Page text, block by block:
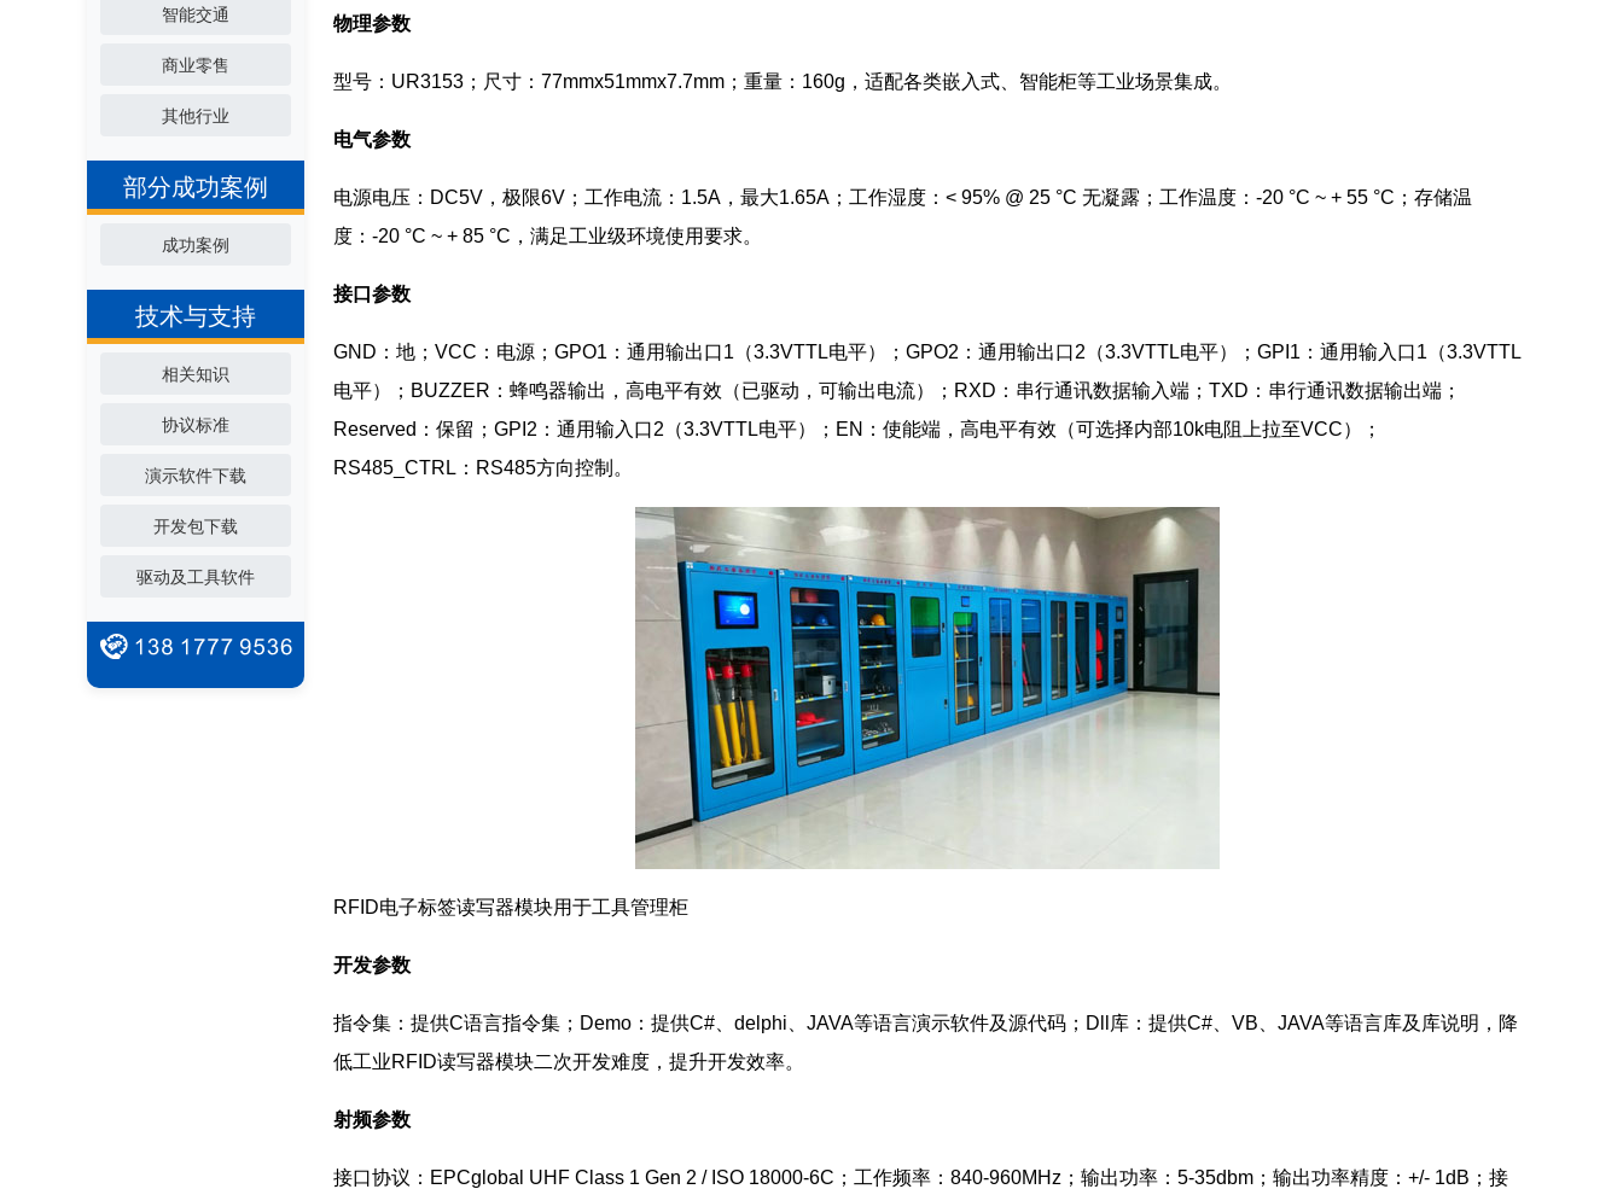
智能交通
商业零售
其他行业
部分成功案例
成功案例
技术与支持
相关知识
协议标准
演示软件下载
开发包下载
驱动及工具软件
物理参数
型号：UR3153；尺寸：77mmx51mmx7.7mm；重量：160g，适配各类嵌入式、智能柜等工业场景集成。
电气参数
电源电压：DC5V，极限6V；工作电流：1.5A，最大1.65A；工作湿度：< 95% @ 25 °C 无凝露；工作温度：-20 °C ~ + 55 °C；存储温
度：-20 °C ~ + 85 °C，满足工业级环境使用要求。
接口参数
GND：地；VCC：电源；GPO1：通用输出口1（3.3VTTL电平）；GPO2：通用输出口2（3.3VTTL电平）；GPI1：通用输入口1（3.3VTTL
电平）；BUZZER：蜂鸣器输出，高电平有效（已驱动，可输出电流）；RXD：串行通讯数据输入端；TXD：串行通讯数据输出端；
Reserved：保留；GPI2：通用输入口2（3.3VTTL电平）；EN：使能端，高电平有效（可选择内部10k电阻上拉至VCC）；
RS485_CTRL：RS485方向控制。
RFID电子标签读写器模块用于工具管理柜
开发参数
指令集：提供C语言指令集；Demo：提供C#、delphi、JAVA等语言演示软件及源代码；Dll库：提供C#、VB、JAVA等语言库及库说明，降
低工业RFID读写器模块二次开发难度，提升开发效率。
射频参数
接口协议：EPCglobal UHF Class 1 Gen 2 / ISO 18000-6C；工作频率：840-960MHz；输出功率：5-35dbm；输出功率精度：+/- 1dB；接